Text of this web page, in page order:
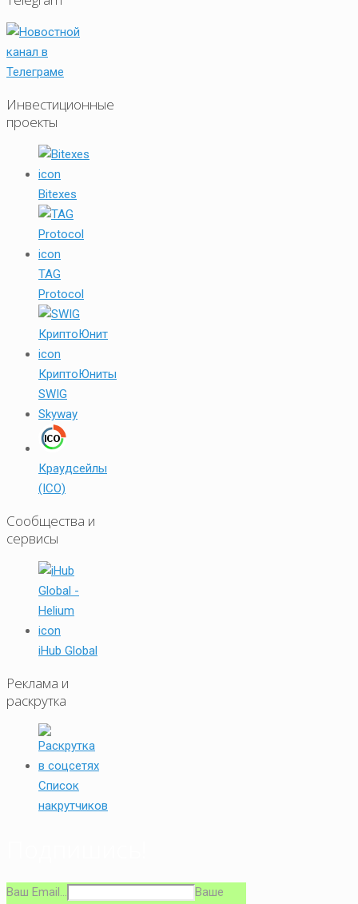
Инвестиционные
проекты
Bitexes
TAG
Protocol
КриптоЮниты
SWIG
Skyway
Краудсейлы
(ICO)
Сообщества и
сервисы
iHub Global
Реклама и
раскрутка
Список
накрутчиков
Ваш Email...
Ваше